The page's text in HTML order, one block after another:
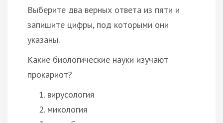
Выберите два верных ответа из пяти и
запишите цифры, под которыми они
указаны.
Какие биологические науки изучают
прокариот?
вирусология
микология